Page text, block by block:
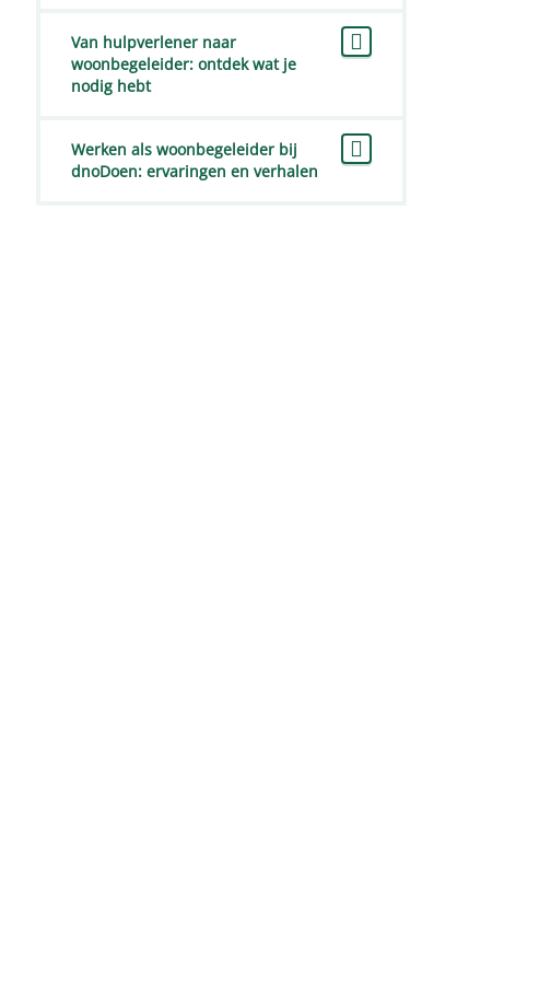
Van hulpverlener naar
woonbegeleider: ontdek wat je
nodig hebt
Werken als woonbegeleider bij
dnoDoen: ervaringen en verhalen